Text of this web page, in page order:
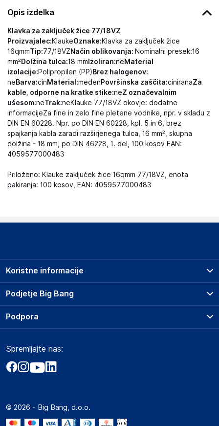
Opis izdelka
Klavka za zaključek žice 77/18VZ
Proizvajalec:KlaukeOznake:Klavka za zaključek žice
16qmmTip:77/18VZNačin oblikovanja: Nominalni presek:16
mm²Dolžina tulca:18 mm Izoliran:neMaterial
izolacije:Polipropilen (PP)Brez halogenov:
neBarva:cinMaterial:medenPovršinska zaščita:ciniranaZa
kable, odporne na kratke stike:neZ označevalnim
ušesom:neTrak:neKlauke 77/18VZ okovje: dodatne
informacijeZa fine in zelo fine pletene vodnike, npr. v skladu z
DIN EN 60228. Npr. po DIN EN 60228, kpl. 5 in 6, brez
spajkanja kabla zaradi razširjenega tulca, 16 mm², skupna
dolžina - 18 mm, po DIN 46228, 1. del, 100 kosov EAN:
4059577000483
Priloženo: Klauke zaključek žice 16qmm 77/18VZ, enota
pakiranja: 100 kosov, EAN: 4059577000483
Podjetje Big Bang
O podjetju
Obvestila za javnost
Akt o digitalnih storitvah
Marketplace za partnerje
Novosti
Koristne informacije
Prodajna mesta
Storitve
Dostava, vnos in odvoz
Zavarovanje izdelkov
Podpora
Marketplace
Kako oddati naročilo?
Spremljajte nas:
© 2026 - Big Bang, d.o.o.